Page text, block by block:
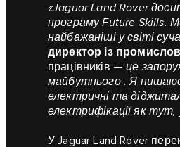
«Jaguar Land Rover
програму Future Skills.
найбажаніші у світі
директор із
працівників —це
майбутнього . Я
електричні та
електрифікації як тут,
У Jaguar Land Rover